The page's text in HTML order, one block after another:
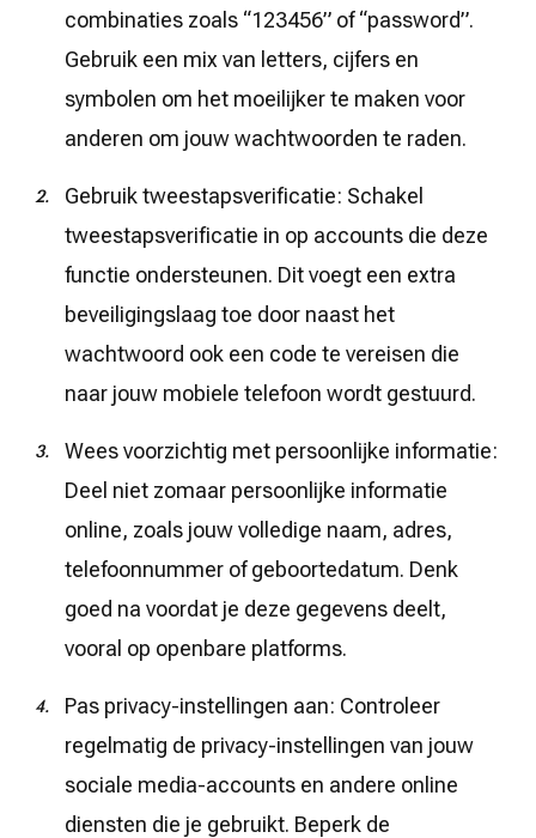
combinaties zoals “123456” of “password”.
Gebruik een mix van letters, cijfers en
symbolen om het moeilijker te maken voor
anderen om jouw wachtwoorden te raden.
Gebruik tweestapsverificatie: Schakel
tweestapsverificatie in op accounts die deze
functie ondersteunen. Dit voegt een extra
beveiligingslaag toe door naast het
wachtwoord ook een code te vereisen die
naar jouw mobiele telefoon wordt gestuurd.
Wees voorzichtig met persoonlijke informatie:
Deel niet zomaar persoonlijke informatie
online, zoals jouw volledige naam, adres,
telefoonnummer of geboortedatum. Denk
goed na voordat je deze gegevens deelt,
vooral op openbare platforms.
Pas privacy-instellingen aan: Controleer
regelmatig de privacy-instellingen van jouw
sociale media-accounts en andere online
diensten die je gebruikt. Beperk de